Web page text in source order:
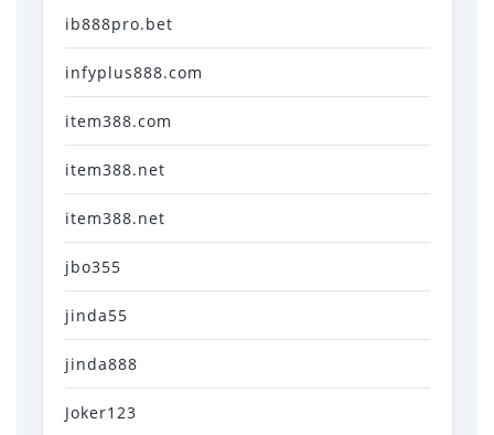
ib888pro.bet
infyplus888.com
item388.com
item388.net
item388.net
jbo355
jinda55
jinda888
Joker123